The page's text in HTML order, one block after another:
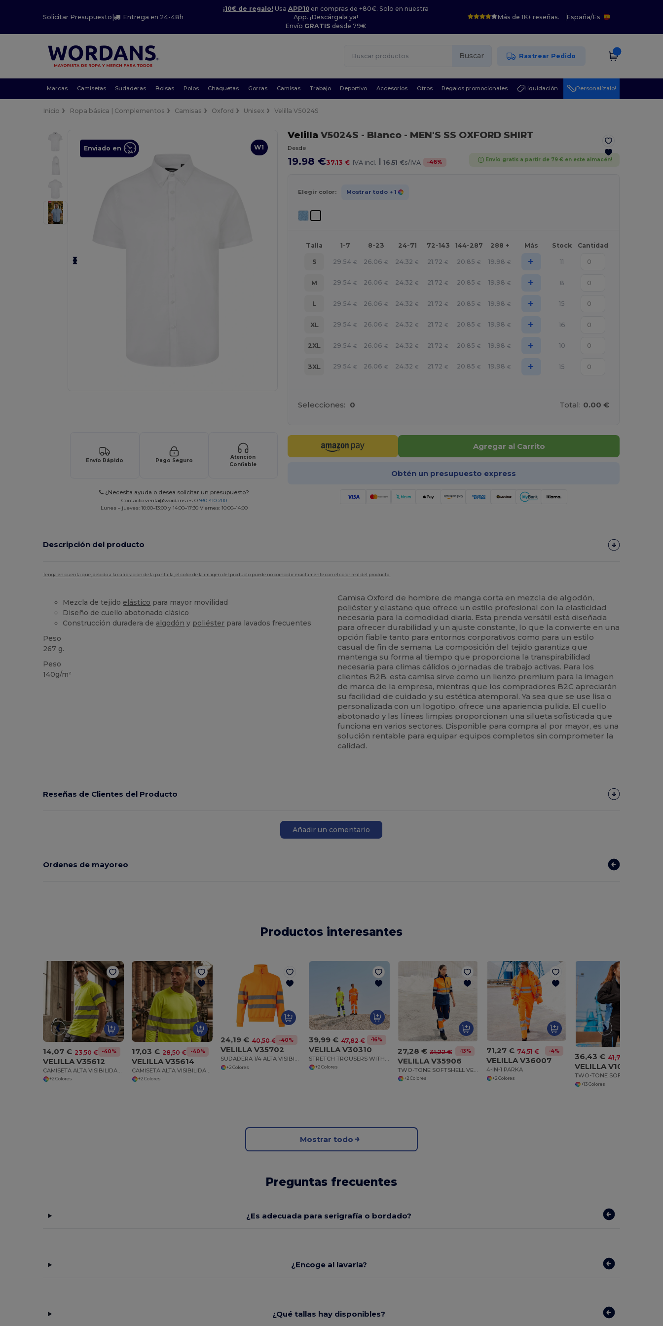
Solicitar Presupuesto | Entrega en 24-48h
¡10€ de regalo! Usa APP10en compras de +80€. Solo en nuestra
App. ¡Descárgala ya!
Envío GRATIS desde 79€
Más de 1K+ reseñas. España/Es
Buscar Rastrear Pedido
Marcas Camisetas Sudaderas Bolsas Polos Chaquetas Gorras Camisas Trabajo Deportivo Accesorios Otros Regalos promocionales Liquidación ¡Personalízalo!
Inicio Ropa básica | Complementos Camisas Oxford Unisex Velilla V5024S
W1
Enviado en
Envío Rápido Pago Seguro
Atención
Confiable
¿Necesita ayuda o desea solicitar un presupuesto?
Contacto venta@wordans.es O 930 410 200
Lunes – jueves: 10:00–13:00 y 14:00–17:30 Viernes: 10:00–14:00
Velilla V5024S - Blanco- MEN'S SS OXFORD SHIRT
Desde
19.98 €37.13 € IVA incl. | 16.51 €s/IVA -46% Envío gratis a partir de 79 € en este almacén!
Elegir color: Mostrar todo + 1
Talla 1-7 8-23 24-71 72-143 144-287 288 + Más Stock Cantidad
S 29.54 € 26.06 € 24.32 € 21.72 € 20.85 € 19.98 € + 11
M 29.54 € 26.06 € 24.32 € 21.72 € 20.85 € 19.98 € + 8
L 29.54 € 26.06 € 24.32 € 21.72 € 20.85 € 19.98 € + 15
XL 29.54 € 26.06 € 24.32 € 21.72 € 20.85 € 19.98 € + 16
2XL 29.54 € 26.06 € 24.32 € 21.72 € 20.85 € 19.98 € + 10
3XL 29.54 € 26.06 € 24.32 € 21.72 € 20.85 € 19.98 € + 15
Selecciones: 0 Total: 0.00 €
Agregar al Carrito
Obtén un presupuesto express
Descripción del producto
Tenga en cuenta que, debido a la calibración de la pantalla, el color de la imagen del producto puede no coincidir exactamente con el color real del producto.
Mezcla de tejido elástico para mayor movilidad
Diseño de cuello abotonado clásico
Construcción duradera de algodón y poliéster para lavados frecuentes
Peso
267 g.
Peso
140g/m²
Camisa Oxford de hombre de manga corta en mezcla de algodón,
poliéster y elastano que ofrece un estilo profesional con la elasticidad
necesaria para la comodidad diaria. Esta prenda versátil está diseñada
para ofrecer durabilidad y un ajuste constante, lo que la convierte en una
opción fiable tanto para entornos corporativos como para un estilo
casual de fin de semana. La composición del tejido garantiza que
mantenga su forma al tiempo que proporciona la transpirabilidad
necesaria para climas cálidos o jornadas de trabajo activas. Para los
clientes B2B, esta camisa sirve como un lienzo premium para la imagen
de marca de la empresa, mientras que los compradores B2C apreciarán
su facilidad de cuidado y su estética atemporal. Ya sea que se use lisa o
personalizada con un logotipo, ofrece una apariencia pulida. El cuello
abotonado y las líneas limpias proporcionan una silueta sofisticada que
funciona en varios sectores. Disponible para compra al por mayor, es una
solución rentable para equipar equipos completos sin comprometer la
calidad.
Reseñas de Clientes del Producto
Añadir un comentario
Ordenes de mayoreo
Productos interesantes
14,07 € 23,50 € -40%
VELILLA V35612
+2 Colores
17,03 € 28,50 € -40%
VELILLA V35614
+2 Colores
24,19 € 40,50 € -40%
VELILLA V35702
SUDADERA 1/4 ALTA VISIBILIDAD
+2 Colores
39,99 € 47,82 € -16%
VELILLA V30310
+2 Colores
27,28 € 31,22 € -13%
VELILLA V35906
+2 Colores
71,27 € 74,51 € -4%
VELILLA V36007
4-IN-1 PARKA
+2 Colores
36,43 € 41,73 €
VELILLA V1064
+13 Colores
Mostrar todo
Preguntas frecuentes
¿Es adecuada para serigrafía o bordado?
¿Encoge al lavarla?
¿Qué tallas hay disponibles?